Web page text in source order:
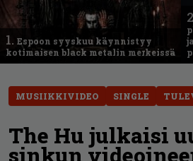
1. Espoon syyskuu käynnistyy
kotimaisen black metalin merkeissä
MUSIIKKIVIDEO SINGLE
The Hu julkaisi
sinkun